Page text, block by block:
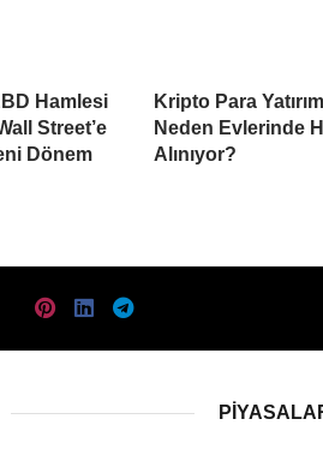
Hamlesi
Street’e
Dönem
Kripto Para
Neden Evlerinde
Alınıyor?